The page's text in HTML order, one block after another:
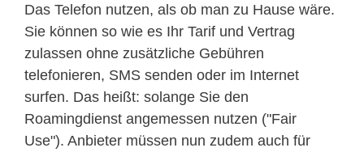
Das Telefon nutzen, als ob man zu Hause wäre.
Sie können so wie es Ihr Tarif und Vertrag
zulassen ohne zusätzliche Gebühren
telefonieren, SMS senden oder im Internet
surfen. Das heißt: solange Sie den
Roamingdienst angemessen nutzen ("Fair
Use"). Anbieter müssen nun zudem auch für